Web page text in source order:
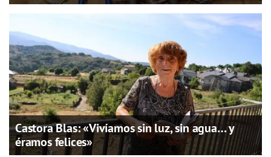
Castora Blas: «Vivíamos sin luz, sin agua… y
éramos felices»